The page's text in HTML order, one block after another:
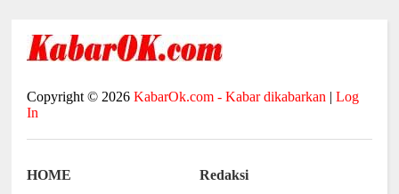
Copyright © 2026KabarOk.com - Kabar dikabarkan |Log
In
HOME Redaksi